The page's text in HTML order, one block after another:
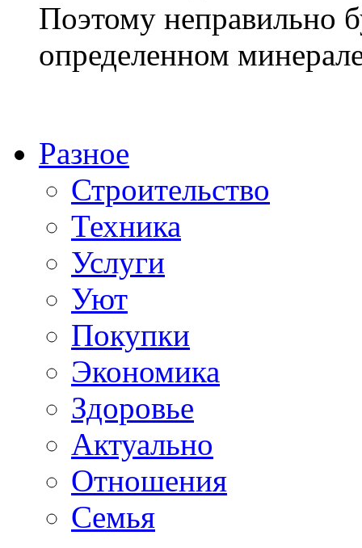
Поэтому неправильно
определенном
Разное
Строительство
Техника
Услуги
Уют
Покупки
Экономика
Здоровье
Актуально
Отношения
Семья